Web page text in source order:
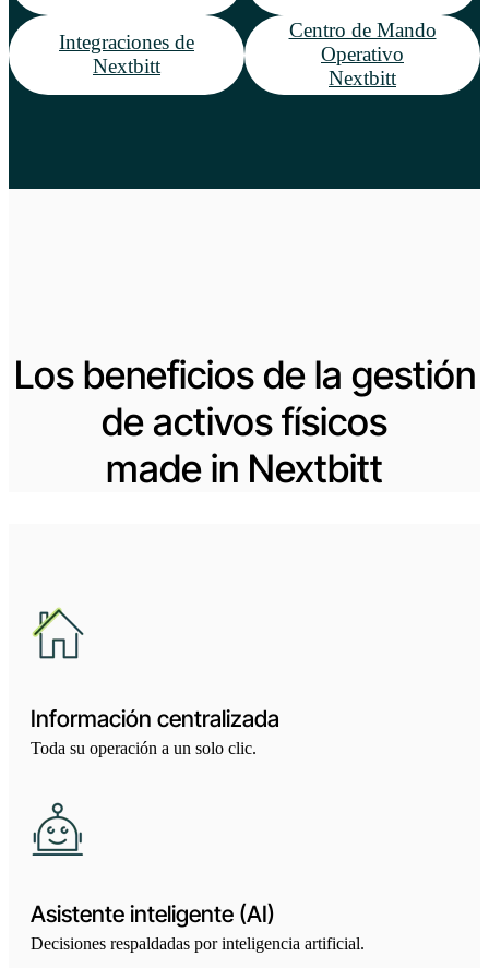
Integraciones de
Nextbitt
Centro de Mando
Operativo
Nextbitt
Los beneficios de la gestión
de activos físicos
made in Nextbitt
Información centralizada
Toda su operación a un solo clic.
Asistente inteligente (AI)
Decisiones respaldadas por inteligencia artificial.